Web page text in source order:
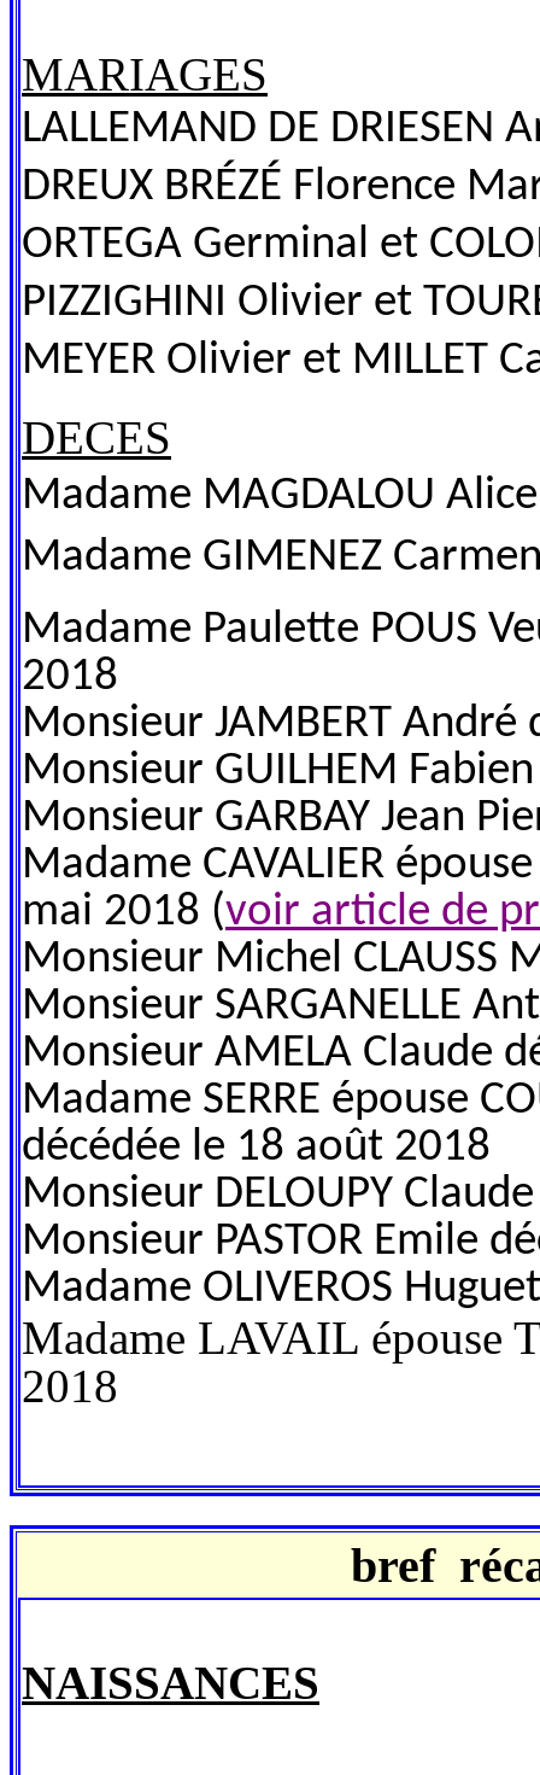
MARIAGES
LALLEMAND DE
DREUX BRÉZÉ Florence
ORTEGA Germinal et
PIZZIGHINI Olivier et
MEYER Olivier et MILLET
DECES
Madame MAGDALOU
Madame GIMENEZ
Madame Paulette POUS
2018
Monsieur JAMBERT
Monsieur GUILHEM
Monsieur GARBAY Jean
Madame CAVALIER
mai 2018 (voir article de
Monsieur Michel CLAUSS
Monsieur SARGANELLE
Monsieur AMELA Claude
Madame SERRE épouse
décédée le 18 août 2018
Monsieur DELOUPY
Monsieur PASTOR Emile
Madame OLIVEROS
Madame LAVAIL épouse
2018
bref r
NAISSANCES